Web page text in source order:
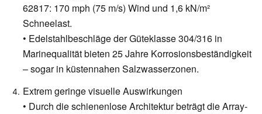
62817: 170 mph (75 m/s) Wind und 1,6 kN/m²
Schneelast.
• Edelstahlbeschläge der Güteklasse 304/316 in
Marinequalität bieten 25 Jahre Korrosionsbeständigkeit
– sogar in küstennahen Salzwasserzonen.
Extrem geringe visuelle Auswirkungen
• Durch die schienenlose Architektur beträgt die Array-